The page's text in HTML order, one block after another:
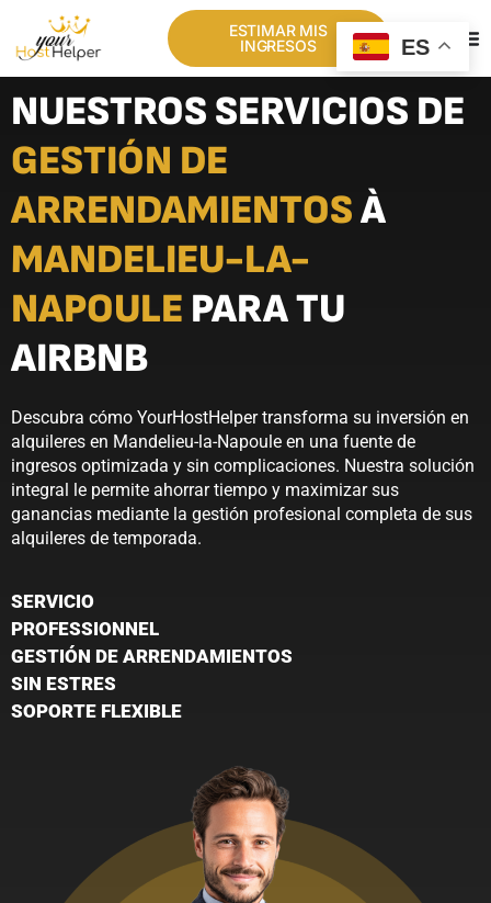
ESTIMAR MIS
INGRESOS
NUESTROS SERVICIOS DE
GESTIÓN DE
ARRENDAMIENTOSÀ
MANDELIEU-LA-
NAPOULE PARA TU
AIRBNB
Descubra cómo YourHostHelper transforma su inversión en
alquileres en Mandelieu-la-Napoule en una fuente de
ingresos optimizada y sin complicaciones. Nuestra solución
integral le permite ahorrar tiempo y maximizar sus
ganancias mediante la gestión profesional completa de sus
alquileres de temporada.
SERVICIO
PROFESSIONNEL
GESTIÓN DE ARRENDAMIENTOS
SIN ESTRES
SOPORTE FLEXIBLE
ES